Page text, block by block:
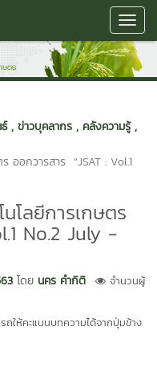
, ข่าวบุคลากร , คลังความรู้ ,
ออกวารสาร “JSAT : Vol.1
โลยีการเกษตร
No.2 July -
โดย นคร คำกิติ
จำนวนผู้
ถให้คะแนนบทความได้จากปุ่มข้าง